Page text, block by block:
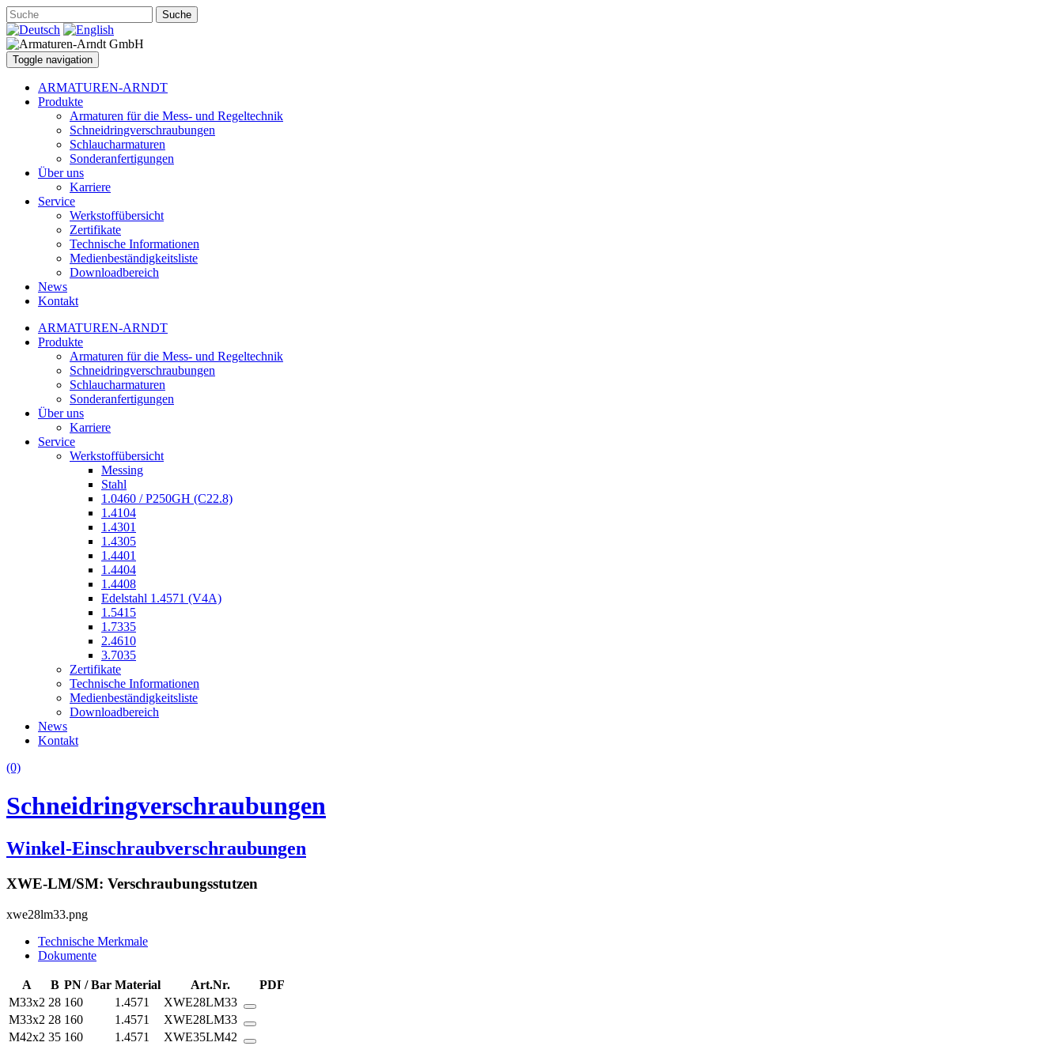
Suche
Toggle navigation
ARMATUREN-ARNDT
Produkte
Armaturen für die Mess- und Regeltechnik
Schneidringverschraubungen
Schlaucharmaturen
Sonderanfertigungen
Über uns
Karriere
Service
Werkstoffübersicht
Zertifikate
Technische Informationen
Medienbeständigkeitsliste
Downloadbereich
News
Kontakt
ARMATUREN-ARNDT
Produkte
Armaturen für die Mess- und Regeltechnik
Schneidringverschraubungen
Schlaucharmaturen
Sonderanfertigungen
Über uns
Karriere
Service
Werkstoffübersicht
Messing
Stahl
1.0460 / P250GH (C22.8)
1.4104
1.4301
1.4305
1.4401
1.4404
1.4408
Edelstahl 1.4571 (V4A)
1.5415
1.7335
2.4610
3.7035
Zertifikate
Technische Informationen
Medienbeständigkeitsliste
Downloadbereich
News
Kontakt
(0)
Schneidringverschraubungen
Winkel-Einschraubverschraubungen
XWE-LM/SM: Verschraubungsstutzen
xwe28lm33.png
Technische Merkmale
Dokumente
A B PN / Bar Material Art.Nr.
PDF
M33x2 28 160 1.4571
XWE28LM33
M33x2 28 160 1.4571
XWE28LM33
M42x2 35 160 1.4571
XWE35LM42